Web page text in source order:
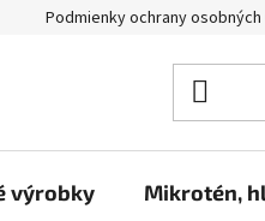
Podmienky ochrany
výrobky Mikrotén,